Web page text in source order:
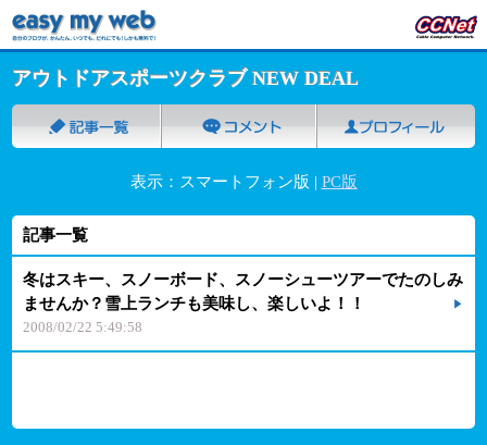
アウトドアスポーツクラブ NEW DEAL
表示：スマートフォン版 | PC版
記事一覧
冬はスキー、スノーボード、スノーシューツアーでたのしみ
ませんか？雪上ランチも美味し、楽しいよ！！
2008/02/22 5:49:58